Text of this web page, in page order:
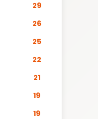
29
26
25
22
21
19
19